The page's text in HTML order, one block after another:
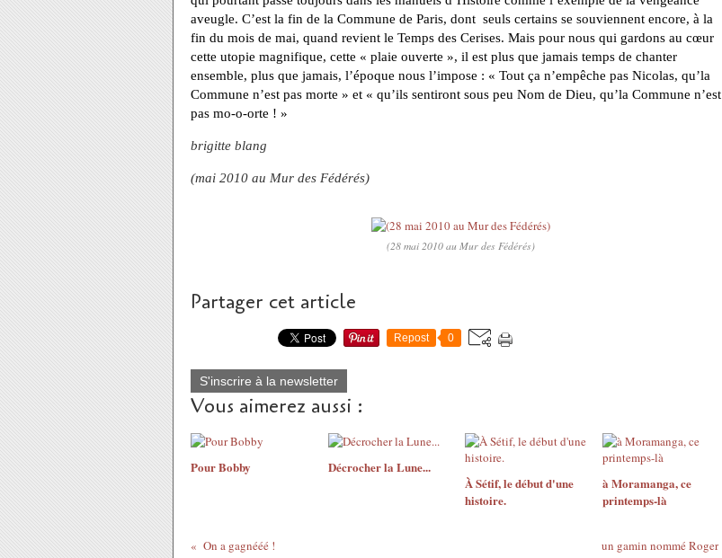
aveugle. C’est la fin de la Commune de Paris, dont seuls certains se souviennent encore, à la
fin du mois de mai, quand revient le Temps des Cerises. Mais pour nous qui gardons au cœur
cette utopie magnifique, cette « plaie ouverte », il est plus que jamais temps de chanter
ensemble, plus que jamais, l’époque nous l’impose : « Tout ça n’empêche pas Nicolas, qu’la
Commune n’est pas morte » et « qu’ils sentiront sous peu Nom de Dieu, qu’la Commune n’est
pas mo-o-orte ! »
brigitte blang
(mai 2010 au Mur des Fédérés)
(28 mai 2010 au Mur des Fédérés)
Partager cet article
Repost 0
S'inscrire à la newsletter
Vous aimerez aussi :
Pour Bobby
Décrocher la Lune...
À Sétif, le début d'une
histoire.
à Moramanga, ce
printemps-là
On a gagnééé ! un gamin nommé Roger